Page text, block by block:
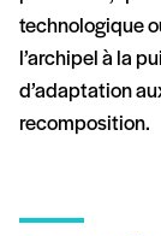
technologique
l’archipel à la
d’adaptation
recomposition.